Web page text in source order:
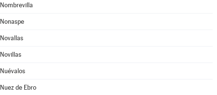
Nombrevilla
Nonaspe
Novallas
Novillas
Nuévalos
Nuez de Ebro